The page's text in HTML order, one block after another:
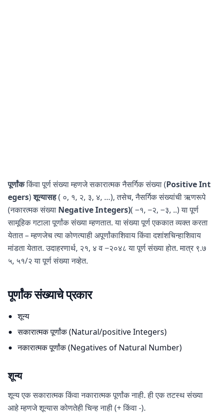
पूर्णांककिंवा पूर्ण संख्या म्हणजे सकारात्मक नैसर्गिक संख्या (Positive Int
egers)शून्यासह( ०, १, २, ३, ४, …), तसेच, नैसर्गिक संख्यांची ऋणरूपे
(नकारत्मक संख्या Negative Integers)( −१, −२, −३, ..) या पूर्ण
सामूहिक गटाला पूर्णांक संख्या म्हणतात. या संख्या पूर्ण एककात व्यक्त करता
येतात – म्हणजेच त्या कोणत्याही अपूर्णांकाशिवाय किंवा दशांशचिन्हाशिवाय
मांडता येतात. उदाहरणार्थ, २१, ४ व −२०४८ या पूर्ण संख्या होत. मात्र ९.७
५, ५१/२ या पूर्ण संख्या नव्हेत.
पूर्णांक संख्याचे प्रकार
शून्य
सकारात्मक पूर्णांक (Natural/positive Integers)
नकारात्मक पूर्णांक (Negatives of Natural Number)
शून्य
शून्य एक सकारात्मक किंवा नकारात्मक पूर्णांक नाही. ही एक तटस्थ संख्या
आहे म्हणजे शून्यास कोणतेही चिन्ह नाही (+ किंवा -).